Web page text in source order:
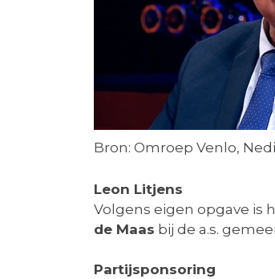
Bron: Omroep Venlo,
Leon Litjens
Volgens eigen opgave is
de Maas bij de a.s.
Partijsponsoring